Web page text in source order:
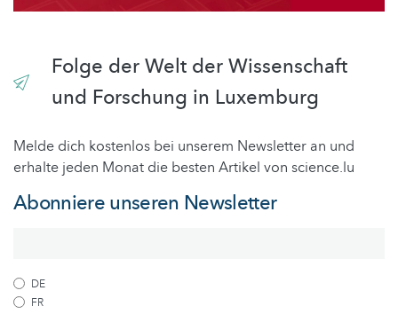
Folge der Welt der Wissenschaft
und Forschung in Luxemburg
Melde dich kostenlos bei unserem Newsletter an und
erhalte jeden Monat die besten Artikel von science.lu
Abonniere unseren Newsletter
DE
FR